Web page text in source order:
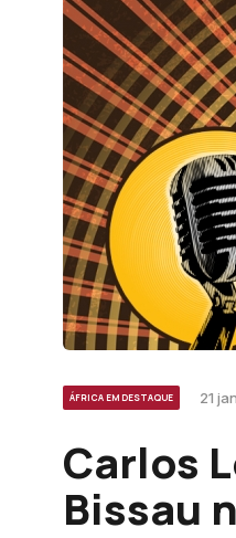
ÁFRICA EM DESTAQUE 21
Carlos
Bissau